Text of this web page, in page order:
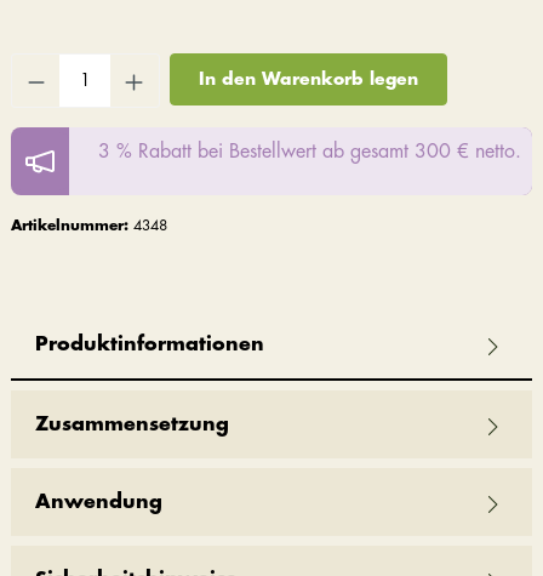
In den Warenkorb legen
3 % Rabatt bei Bestellwert ab gesamt 300 € netto.
Artikelnummer: 4348
Produktinformationen
Zusammensetzung
Anwendung